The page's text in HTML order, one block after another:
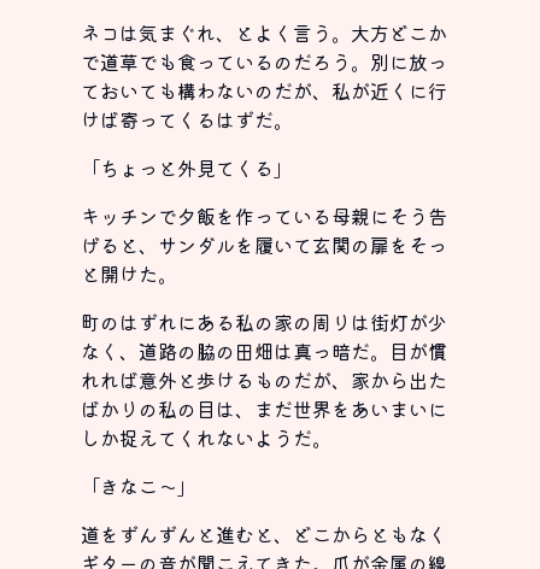
ネコは気まぐれ、とよく言う。大方どこか
で道草でも食っているのだろう。別に放っ
ておいても構わないのだが、私が近くに行
けば寄ってくるはずだ。
「ちょっと外見てくる」
キッチンで夕飯を作っている母親にそう告
げると、サンダルを履いて玄関の扉をそっ
と開けた。
町のはずれにある私の家の周りは街灯が少
なく、道路の脇の田畑は真っ暗だ。目が慣
れれば意外と歩けるものだが、家から出た
ばかりの私の目は、まだ世界をあいまいに
しか捉えてくれないようだ。
「きなこ〜」
道をずんずんと進むと、どこからともなく
ギターの音が聞こえてきた。爪が金属の線